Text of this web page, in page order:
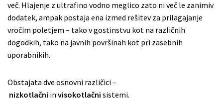
več. Hlajenje z ultrafino vodno meglico zato ni več le zanimiv
dodatek, ampak postaja ena izmed rešitev za prilagajanje
vročim poletjem – tako v gostinstvu kot na različnih
dogodkih, tako na javnih površinah kot pri zasebnih
uporabnikih.
Obstajata dve osnovni različici –
nizkotlačni in visokotlačni sistemi.